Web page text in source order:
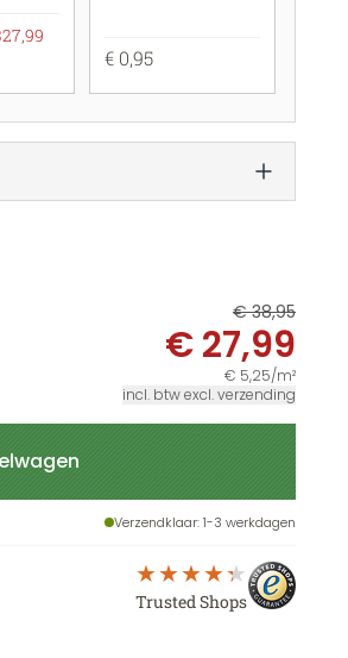
€ 0,95
€ 38,95
€ 27,99
€ 5,25/m²
incl. btw excl. verzending
Verzendklaar: 1-3 werkdagen
Trusted Shops